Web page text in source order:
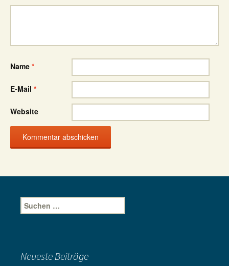
Name *
E-Mail *
Website
Suche
nach:
Neueste Beiträge